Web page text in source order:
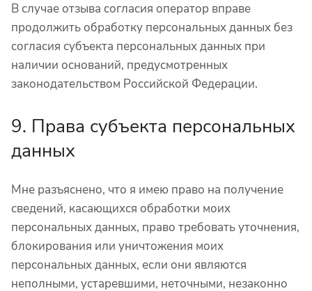
В случае отзыва согласия оператор вправе
продолжить обработку персональных данных без
согласия субъекта персональных данных при
наличии оснований, предусмотренных
законодательством Российской Федерации.
9. Права субъекта персональных
данных
Мне разъяснено, что я имею право на получение
сведений, касающихся обработки моих
персональных данных, право требовать уточнения,
блокирования или уничтожения моих
персональных данных, если они являются
неполными, устаревшими, неточными, незаконно